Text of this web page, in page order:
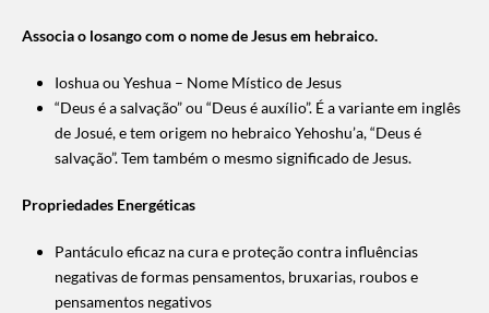
Associa o losango com o nome de Jesus em hebraico.
Ioshua ou Yeshua – Nome Místico de Jesus
“Deus é a salvação” ou “Deus é auxílio”. É a variante em inglês
de Josué, e tem origem no hebraico Yehoshu’a, “Deus é
salvação”. Tem também o mesmo significado de Jesus.
Propriedades Energéticas
Pantáculo eficaz na cura e proteção contra influências
negativas de formas pensamentos, bruxarias, roubos e
pensamentos negativos